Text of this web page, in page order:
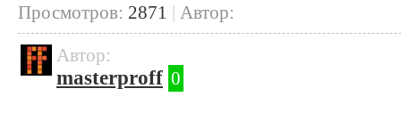
Просмотров: 2871 | Автор:
Автор:
masterproff 0